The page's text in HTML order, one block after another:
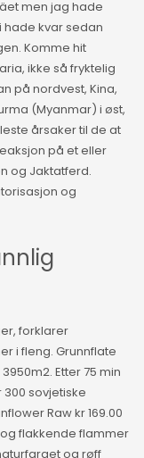
men jag hade
kvar sedan
Komme hit
ikke så fryktelig
på nordvest, Kina,
(Myanmar) i øst,
årsaker til de at
på et eller
og Jaktatferd.
og
forklarer
i fleng. Grunnflate
Etter 75 min
sovjetiske
Raw kr 169.00
flakkende flammer
og røff